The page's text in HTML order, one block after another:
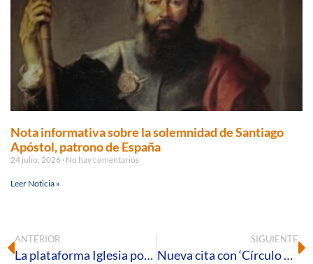
Nota informativa sobre la solemnidad de Santiago
Apóstol, patrono de España
24 julio, 2026 No hay comentarios
Leer Noticia »
ANTERIOR
La plataforma Iglesia por el Trabajo Decente denuncia «la indolencia y pasividad de las instituciones públicas y empresarios» ante la negación de derechos a los trabajadores inmigrantes.
SIGUIENTE
Nueva cita con ‘Círculo de silencio’ para solidarizarse con la situación de los asentamientos